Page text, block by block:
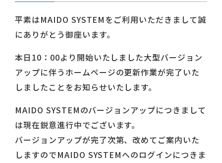
平素はMAIDO SYSTEMをご利用いただきまして誠
にありがとう御座います。
本日10：00より開始いたしました大型バージョン
アップに伴うホームページの更新作業が完了いた
しましたことをお知らせいたします。
MAIDO SYSTEMのバージョンアップにつきまして
は現在鋭意進行中でございます。
バージョンアップが完了次第、改めてご案内いた
しますのでMAIDO SYSTEMへのログインにつきま